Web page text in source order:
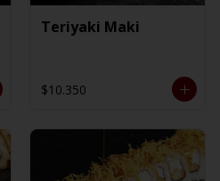
Teriyaki Maki
$10.350